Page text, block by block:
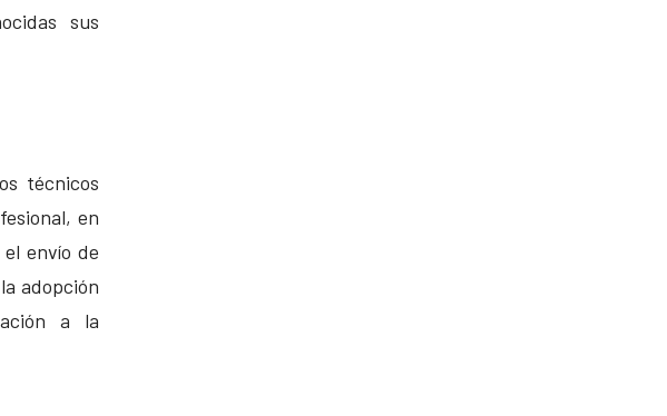
sus
técnicos
en
envío de
adopción
a la